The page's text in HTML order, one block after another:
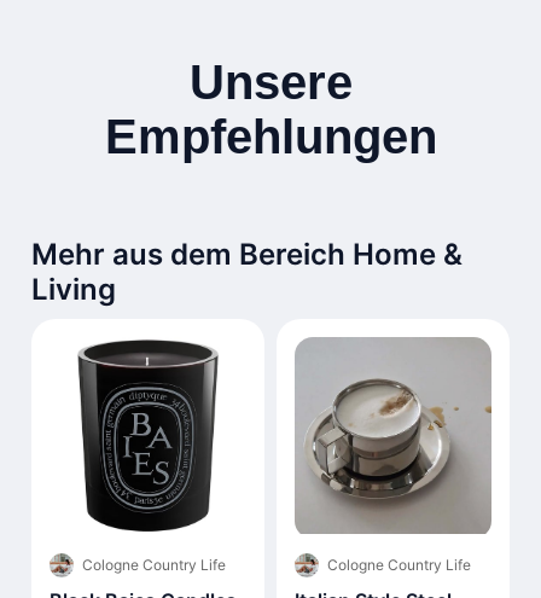
Unsere
Empfehlungen
Mehr aus dem Bereich Home &
Living
Cologne Country Life Cologne Country Life